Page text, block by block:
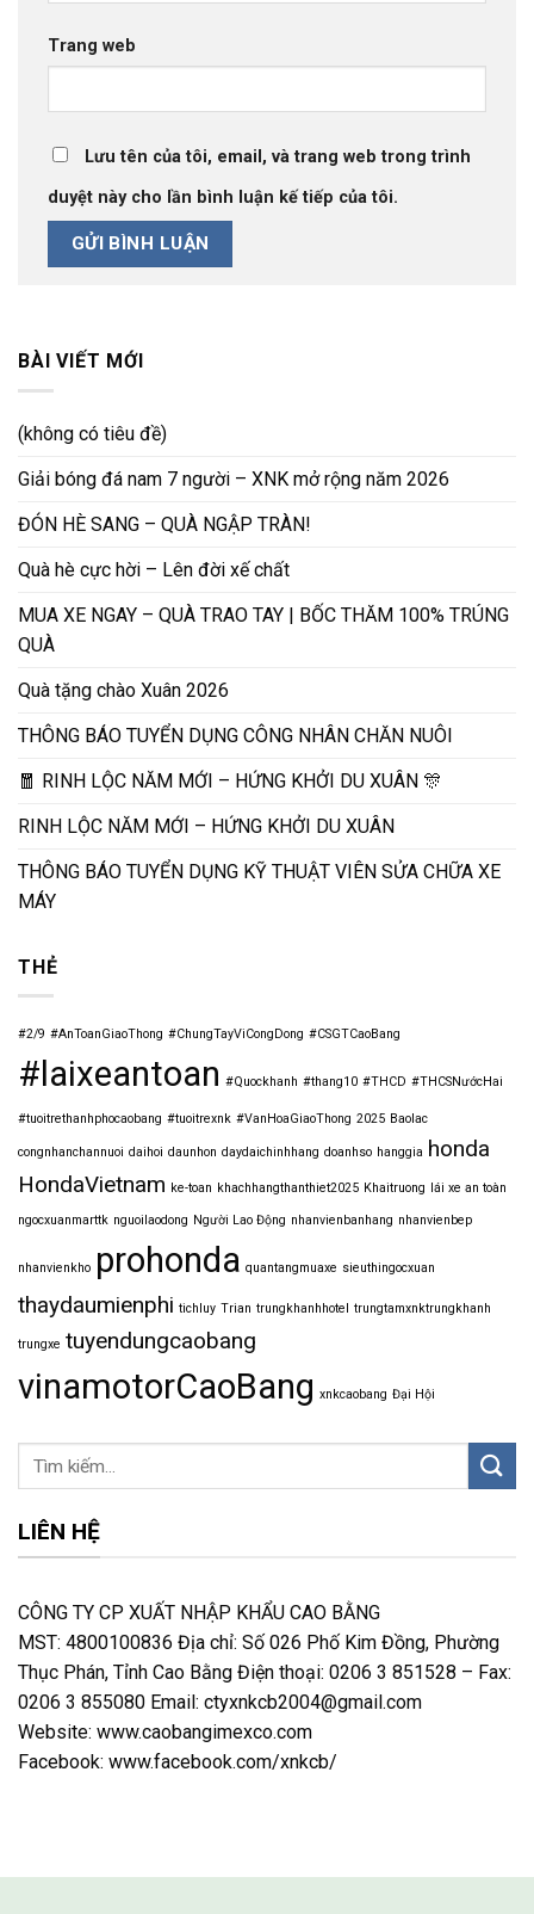
Trang web
Lưu tên của tôi, email, và trang web trong trình
duyệt này cho lần bình luận kế tiếp của tôi.
BÀI VIẾT MỚI
(không có tiêu đề)
Giải bóng đá nam 7 người – XNK mở rộng năm 2026
ĐÓN HÈ SANG – QUÀ NGẬP TRÀN!
Quà hè cực hời – Lên đời xế chất
MUA XE NGAY – QUÀ TRAO TAY | BỐC THĂM 100% TRÚNG
QUÀ
Quà tặng chào Xuân 2026
THÔNG BÁO TUYỂN DỤNG CÔNG NHÂN CHĂN NUÔI
🧧 RINH LỘC NĂM MỚI – HỨNG KHỞI DU XUÂN 🎊
RINH LỘC NĂM MỚI – HỨNG KHỞI DU XUÂN
THÔNG BÁO TUYỂN DỤNG KỸ THUẬT VIÊN SỬA CHỮA XE
MÁY
THẺ
#2/9 #AnToanGiaoThong #ChungTayViCongDong #CSGTCaoBang
#laixeantoan #Quockhanh #thang10 #THCD #THCSNướcHai
#tuoitrethanhphocaobang #tuoitrexnk #VanHoaGiaoThong 2025 Baolac
congnhanchannuoi daihoi daunhon daydaichinhhang doanhso hanggia honda
HondaVietnam ke-toan khachhangthanthiet2025 Khaitruong lái xe an toàn
ngocxuanmarttk nguoilaodong Người Lao Động nhanvienbanhang nhanvienbep
nhanvienkho prohonda quantangmuaxe sieuthingocxuan
thaydaumienphi tichluy Trian trungkhanhhotel trungtamxnktrungkhanh
trungxe tuyendungcaobang
vinamotorCaoBang xnkcaobang Đại Hội
LIÊN HỆ
CÔNG TY CP XUẤT NHẬP KHẨU CAO BẰNG
MST: 4800100836 Địa chỉ: Số 026 Phố Kim Đồng, Phường
Thục Phán, Tỉnh Cao Bằng Điện thoại: 0206 3 851528 – Fax:
0206 3 855080 Email: ctyxnkcb2004@gmail.com
Website: www.caobangimexco.com
Facebook: www.facebook.com/xnkcb/